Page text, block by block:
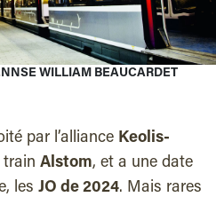
WILLIAM BEAUCARDET
par l’alliance Keolis-
train Alstom, et a une date
les JO de 2024. Mais rares